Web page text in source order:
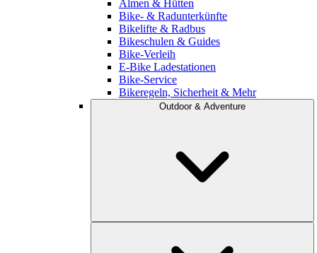
Almen & Hütten
Bike- & Radunterkünfte
Bikelifte & Radbus
Bikeschulen & Guides
Bike-Verleih
E-Bike Ladestationen
Bike-Service
Bikeregeln, Sicherheit & Mehr
Outdoor & Adventure